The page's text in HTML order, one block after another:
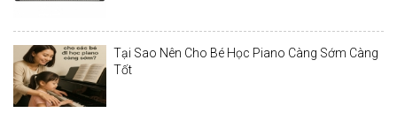
Tại Sao Nên Cho Bé Học Piano Càng Sớm Càng
Tốt